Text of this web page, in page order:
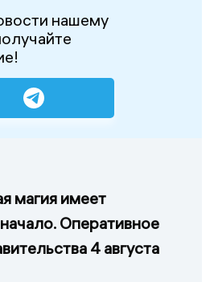
нашему
магия имеет
Оперативное
4 августа